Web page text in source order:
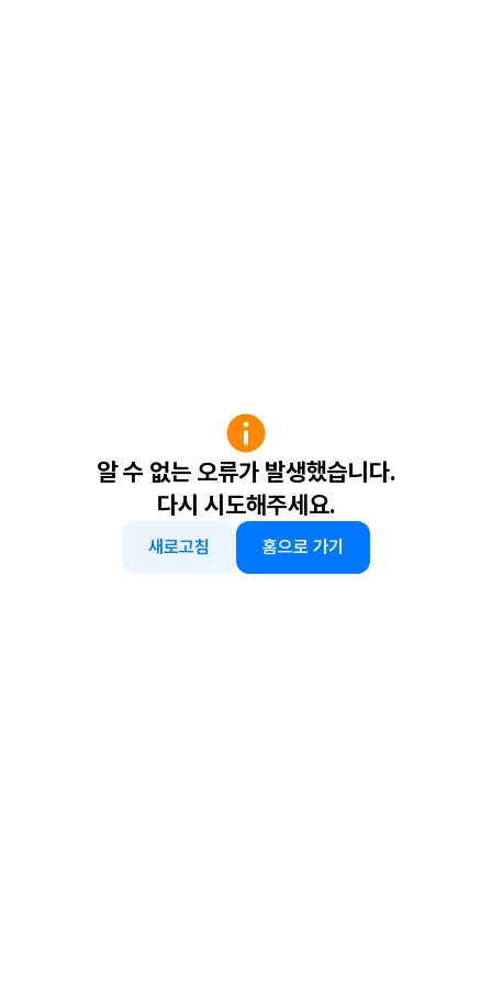
알 수 없는 오류가 발생했습니다.
다시 시도해주세요.
새로고침 홈으로 가기